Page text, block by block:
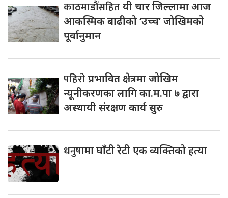
काठमाडौंसहितयी चार जिल्लामा आज
आकस्मिक बाढीको ‘उच्च’ जोखिमको
पूर्वानुमान
पहिरोप्रभावित क्षेत्रमा जोखिम
न्यूनीकरणका लागि का.म.पा ७ द्वारा
अस्थायी संरक्षण कार्य सुरु
धनुषामाघाँटी रेटी एक व्यक्तिको हत्या